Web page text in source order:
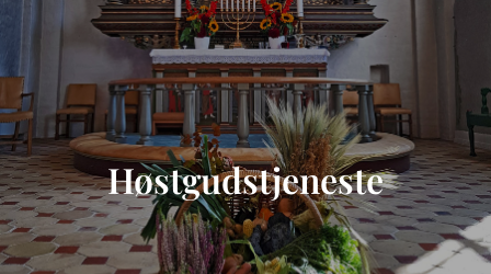
Høstgudstjeneste